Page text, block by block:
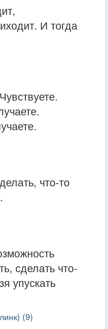
И тогда
что-то
сделать что-
упускать
(9)